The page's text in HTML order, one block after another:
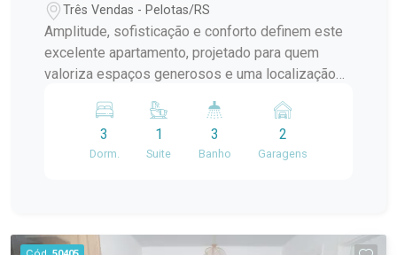
Três Vendas - Pelotas/RS
Amplitude, sofisticação e conforto definem este
excelente apartamento, projetado para quem
valoriza espaços generosos e uma localização
imóvel oferece uma planta inteligente e
ambientes amplos, perfeitos para proporcionar
bem-estar e qualidade de vida. Localizado a
serviços, comércio e lazer. A área íntima conta
3
Dorm.
1
Suite
3
Banho
2
Garagens